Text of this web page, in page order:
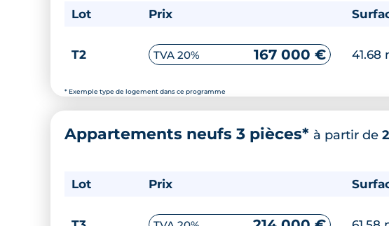
* Exemple type de logement dans ce programme
Lot Prix
T2 TVA 20% 167 000 € 41.68
Appartements neufs 3 pièces* à partir de
Lot Prix